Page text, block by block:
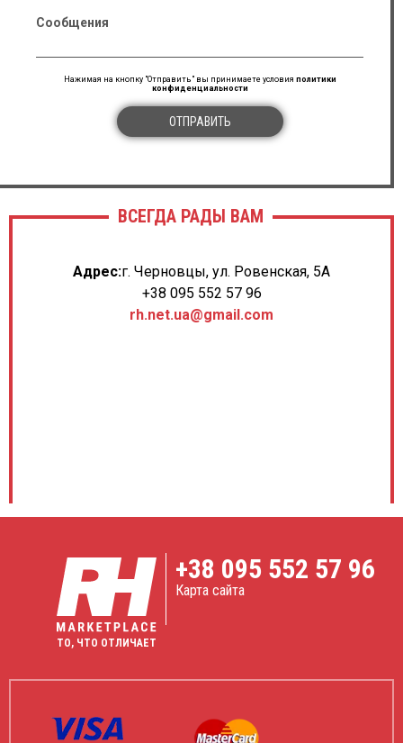
Сообщения
Нажимая на кнопку "Отправить" вы принимаете условия политики
конфиденциальности
ОТПРАВИТЬ
ВСЕГДА РАДЫ ВАМ
Адрес:г. Черновцы, ул. Ровенская, 5А
+38 095 552 57 96
rh.net.ua@gmail.com
ТО, ЧТО ОТЛИЧАЕТ
+38 095 552 57 96
Карта сайта